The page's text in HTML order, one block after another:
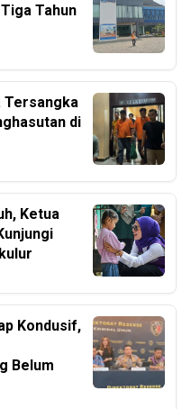
Tahun
Tersangka
di
Ketua
Kondusif,
Belum